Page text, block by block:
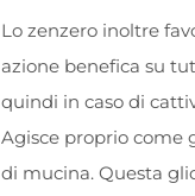
Lo zenzero inoltre
azione benefica su
quindi in caso di
Agisce proprio come
di mucina. Questa